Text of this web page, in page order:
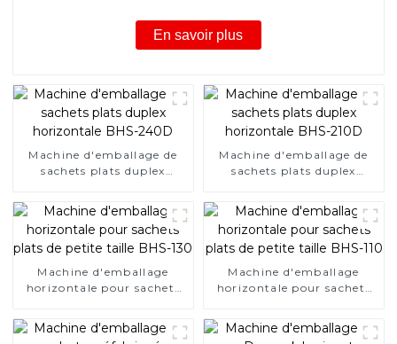
En savoir plus
Machine d'emballage de
sachets plats duplex
Machine d'emballage de
sachets plats duplex
Machine d'emballage
horizontale pour sachets
Machine d'emballage
horizontale pour sachets